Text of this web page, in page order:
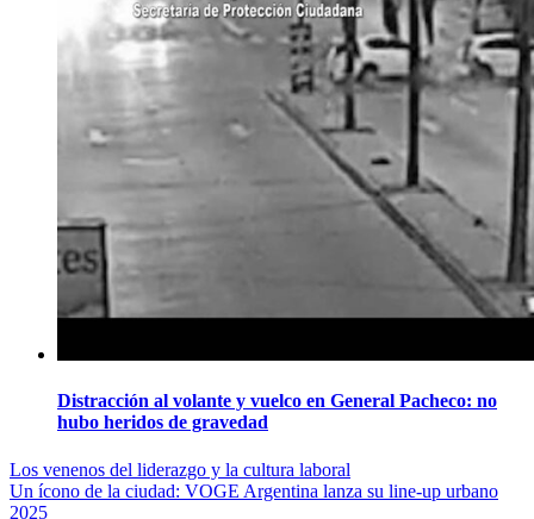
Distracción al volante y vuelco en General Pacheco: no
hubo heridos de gravedad
Navegación
de
Los venenos del liderazgo y la cultura laboral
Un ícono de la ciudad: VOGE Argentina lanza su line-up urbano
2025